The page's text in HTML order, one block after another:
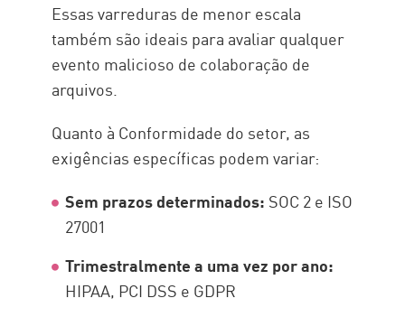
Essas varreduras de menor escala
também são ideais para avaliar qualquer
evento malicioso de colaboração de
arquivos.
Quanto à Conformidade do setor, as
exigências específicas podem variar:
Sem prazos determinados: SOC 2 e ISO
27001
Trimestralmente a uma vez por ano:
HIPAA, PCI DSS e GDPR